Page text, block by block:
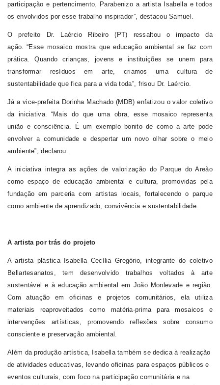
participação e pertencimento. Parabenizo a artista Isabella e todos
os envolvidos por esse trabalho inspirador”, destacou Samuel.
O prefeito Dr. Laércio Ribeiro(PT) ressaltou o impacto da
ação. “Esse mosaico mostra que educação ambiental se faz com
prática. Quando crianças, jovens e instituições se unem para
transformar resíduos em arte, criamos uma cultura de
sustentabilidade que fica para a vida toda”, frisou Dr. Laércio.
Já a vice-prefeita Dorinha Machado(MDB)enfatizou o valor coletivo
da iniciativa. “Mais do que uma obra, esse mosaico representa
união e consciência. É um exemplo bonito de como a arte pode
envolver a comunidade e despertar um novo olhar sobre o meio
ambiente”, declarou.
A iniciativa integra as ações de valorização do Parque do Areão
como espaço de educação ambiental e cultura, promovidas pela
fundação em parceria com artistas locais, fortalecendo o parque
como ambiente de aprendizado, convivência e sustentabilidade.
A artista por trás do projeto
A artista plástica Isabella CecíliaGregório, integrante do coletivo
Bellartesanatos, tem desenvolvido trabalhos voltados à arte
sustentável e à educação ambiental em João Monlevade e região.
Com atuação em oficinas e projetos comunitários, ela utiliza
materiais reaproveitados como matéria-prima para mosaicos e
intervenções artísticas, promovendo reflexões sobre consumo
consciente e preservação ambiental.
Além da produção artística, Isabella também se dedica à realização
de atividades educativas, levando oficinas para espaços públicos e
eventos culturais, com foco na participação comunitária e na